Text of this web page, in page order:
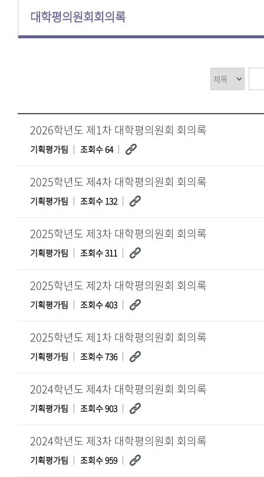
대학평의원회회의록
2026학년도 제1차 대학평의원회 회의록
기획평가팀 조회수 64
2025학년도 제4차 대학평의원회 회의록
기획평가팀 조회수 132
2025학년도 제3차 대학평의원회 회의록
기획평가팀 조회수 311
2025학년도 제2차 대학평의원회 회의록
기획평가팀 조회수 403
2025학년도 제1차 대학평의원회 회의록
기획평가팀 조회수 736
2024학년도 제4차 대학평의원회 회의록
기획평가팀 조회수 903
2024학년도 제3차 대학평의원회 회의록
기획평가팀 조회수 959